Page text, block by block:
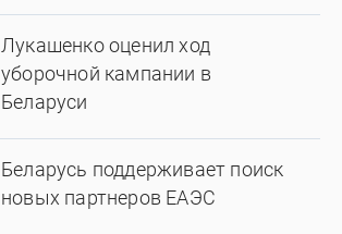
Лукашенко оценил ход
уборочной кампании в
Беларуси
Беларусь поддерживает поиск
новых партнеров ЕАЭС